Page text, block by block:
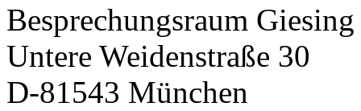
Besprechungsraum Giesing
Untere Weidenstraße 30
D-81543 München